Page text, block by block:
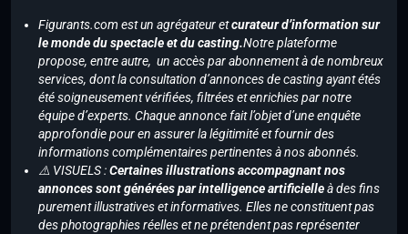
Figurants.com est un agrégateur etcurateur d’information sur
le monde du spectacle et du casting.Notre plateforme
propose, entre autre, un accès par abonnement à de nombreux
services, dont la consultation d’annonces de casting ayant étés
été soigneusement vérifiées, filtrées et enrichies par notre
équipe d’experts. Chaque annonce fait l’objet d’une enquête
approfondie pour en assurer la légitimité et fournir des
informations complémentaires pertinentes à nos abonnés.
⚠️ VISUELS :Certaines illustrations accompagnant nos
annonces sont générées par intelligence artificielleà des fins
purement illustratives et informatives. Elles ne constituent pas
des photographies réelles et ne prétendent pas représenter